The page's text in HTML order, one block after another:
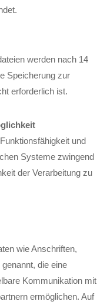
werden nach 14
Speicherung zur
erforderlich ist.
und
Systeme zwingend
der Verarbeitung zu
wie Anschriften,
die eine
Kommunikation mit
ermöglichen. Auf